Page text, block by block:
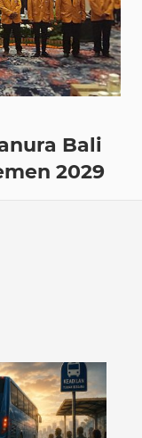
Bali
2029